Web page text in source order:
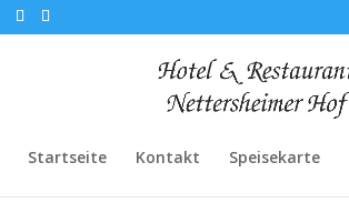
Startseite Kontakt Speisekarte